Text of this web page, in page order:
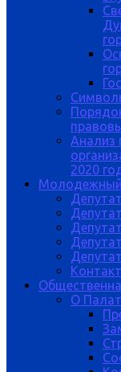
Анализ
2020
О